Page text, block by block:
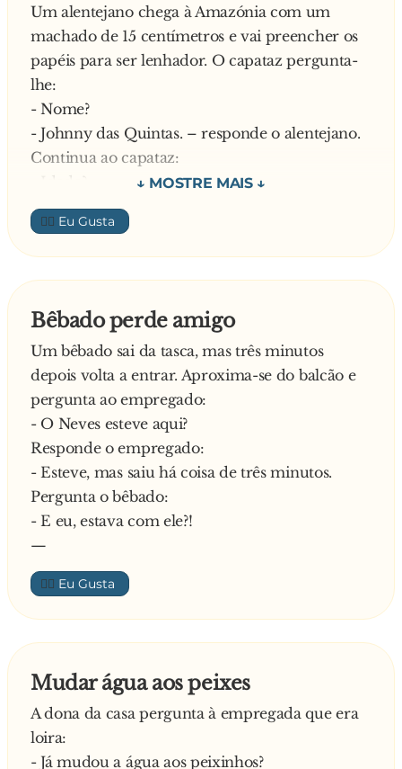
- Erraste! Eu estava pensar no número 2…
Depois de voltarem várias vezes sem nunca
terem acertado, João comentou com Kussumbé:
- Acho que o gajo do posto está a enganar a
genti, pá: nóis nunca acerta!
E diz o Kussumbé:
- Deixa di desconfiança pá,…semana passada
minha mulher acertou três vez… nóis é que é
b**..., pá!
—
Um alentejano chega à Amazónia com um
machado de 15 centímetros e vai preencher os
papéis para ser lenhador. O capataz pergunta-
lhe:
- Nome?
- Johnny das Quintas. – responde o alentejano.
Continua ao capataz:
- 44. – Responde o alentejano.
- Grau de experiência? – Pergunta o capataz.
Diz o alentejano com orgulho:
- Imensa! Rápido, eficaz e trabalhador. Corto
- Local anterior de trabalho? – Pergunta o
capataz.
Responde o alentejano:
- Deserto do Saara.
Diz o capataz muito espantado:
- Saara? Ouça lá, está a g**... comigo? No Saara
não há árvores!
E responde o alentejano:
- Não há agora! Havia de ver aquilo antes de eu
ir para lá…
👍🏼
Bêbado perde amigo
Um bêbado sai da tasca, mas três minutos
depois volta a entrar. Aproxima-se do balcão e
pergunta ao empregado:
- O Neves esteve aqui?
Responde o empregado:
- Esteve, mas saiu há coisa de três minutos.
Pergunta o bêbado:
- E eu, estava com ele?!
—
👍🏼
Mudar água aos peixes
A dona da casa pergunta à empregada que era
loira:
- Já mudou a água aos peixinhos?